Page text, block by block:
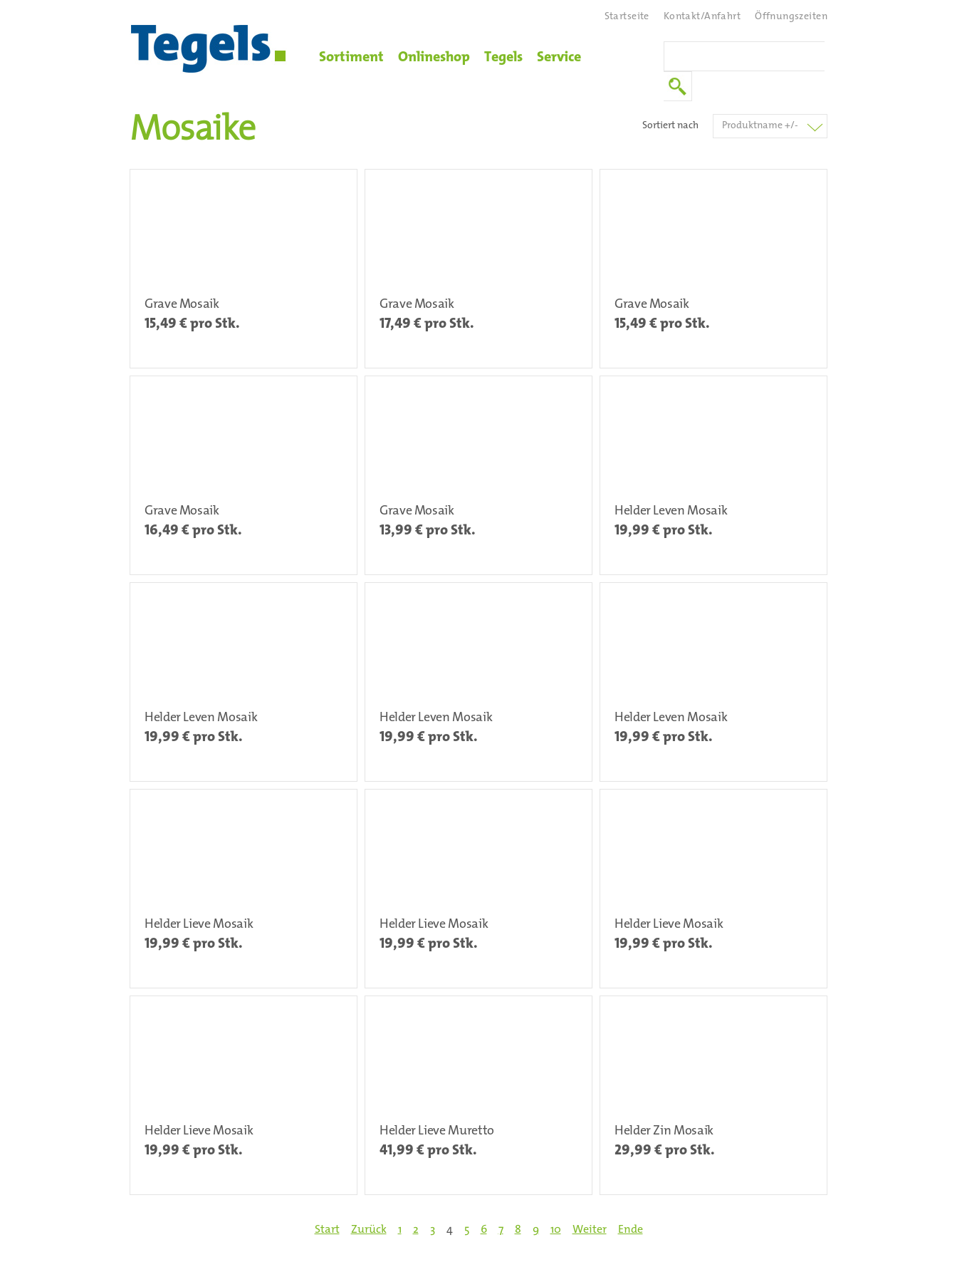
Startseite Kontakt/Anfahrt Öffnungszeiten
Sortiment Onlineshop Tegels Service
Mosaike Sortiert nach Produktname +/-
Grave Mosaik
15,49 € pro Stk.
Grave Mosaik
17,49 € pro Stk.
Grave Mosaik
15,49 € pro Stk.
Grave Mosaik
16,49 € pro Stk.
Grave Mosaik
13,99 € pro Stk.
Helder Leven Mosaik
19,99 € pro Stk.
Helder Leven Mosaik
19,99 € pro Stk.
Helder Leven Mosaik
19,99 € pro Stk.
Helder Leven Mosaik
19,99 € pro Stk.
Helder Lieve Mosaik
19,99 € pro Stk.
Helder Lieve Mosaik
19,99 € pro Stk.
Helder Lieve Mosaik
19,99 € pro Stk.
Helder Lieve Mosaik
19,99 € pro Stk.
Helder Lieve Muretto
41,99 € pro Stk.
Helder Zin Mosaik
29,99 € pro Stk.
Start Zurück 1 2 3 4 5 6 7 8 9 10 Weiter Ende